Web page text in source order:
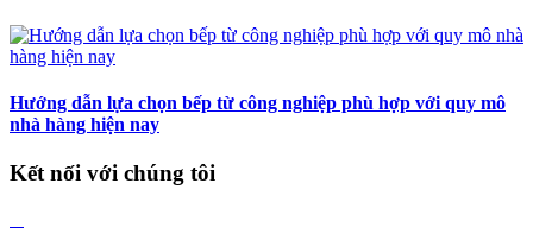
Hướng dẫn lựa chọn bếp từ công nghiệp phù hợp với quy mô
nhà hàng hiện nay
Kết nối với chúng tôi